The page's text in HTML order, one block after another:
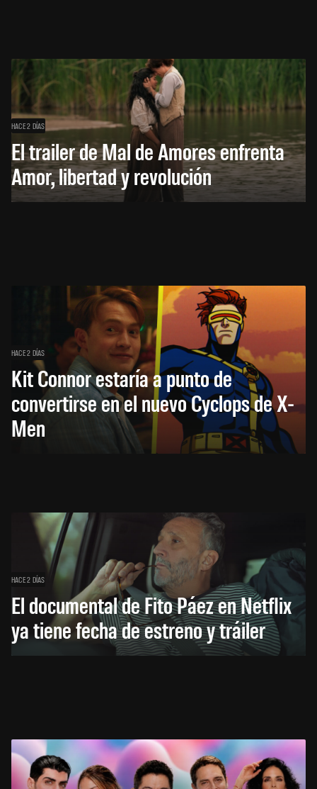
HACE 2 DÍAS
El trailer de Mal de Amores enfrenta
Amor, libertad y revolución
HACE 2 DÍAS
Kit Connor estaría a punto de
convertirse en el nuevo Cyclops de X-
Men
HACE 2 DÍAS
El documental de Fito Páez en Netflix
ya tiene fecha de estreno y tráiler